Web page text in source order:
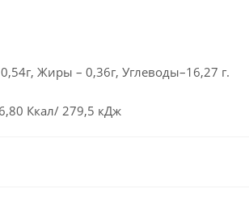
Жиры – 0,36г, Углеводы–16,27 г.
Ккал/ 279,5 кДж